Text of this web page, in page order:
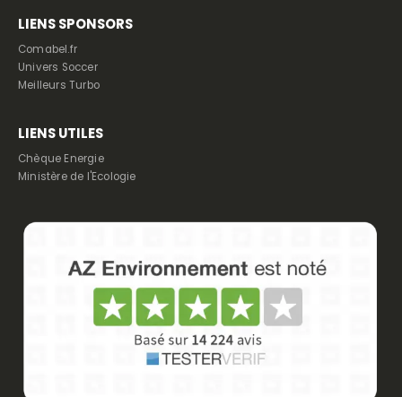
LIENS SPONSORS
Comabel.fr
Univers Soccer
Meilleurs Turbo
LIENS UTILES
Chèque Energie
Ministère de l'Ecologie